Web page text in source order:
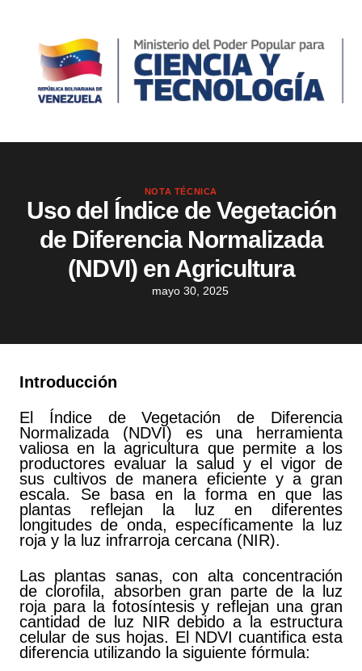
NOTA TÉCNICA
Uso del Índice de Vegetación
de Diferencia Normalizada
(NDVI) en Agricultura
mayo 30, 2025
Introducción
El Índice de Vegetación de Diferencia
Normalizada (NDVI) es una herramienta
valiosa en la agricultura que permite a los
productores evaluar la salud y el vigor de
sus cultivos de manera eficiente y a gran
escala. Se basa en la forma en que las
plantas reflejan la luz en diferentes
longitudes de onda, específicamente la luz
roja y la luz infrarroja cercana (NIR).
Las plantas sanas, con alta concentración
de clorofila, absorben gran parte de la luz
roja para la fotosíntesis y reflejan una gran
cantidad de luz NIR debido a la estructura
celular de sus hojas. El NDVI cuantifica esta
diferencia utilizando la siguiente fórmula: